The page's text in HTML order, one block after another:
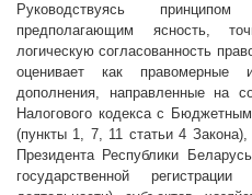
Руководствуясь
предполагающим ясность,
логическую согласованность
оценивает как
дополнения, направленные на
Налогового кодекса с
(пункты 1, 7, 11 статьи 4
Президента Республики
государственной